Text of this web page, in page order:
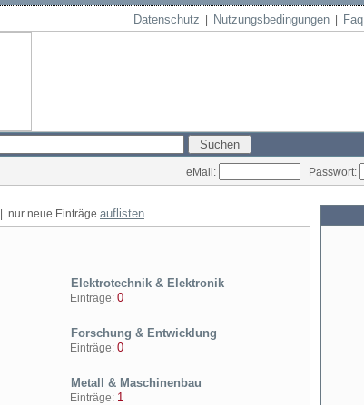
Datenschutz Nutzungsbedingungen Faq
eMail: Passwort:
| nur neue Einträge auflisten
Elektrotechnik & Elektronik
Einträge: 0
Forschung & Entwicklung
Einträge: 0
Metall & Maschinenbau
Einträge: 1